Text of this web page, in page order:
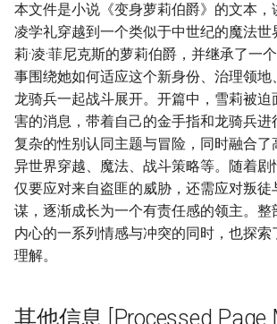
本文件是小说《变身萝莉伯爵》的文本，
凌学礼穿越到一个类似于中世纪的魔法世
莉·凌·菲尼克斯的萝莉伯爵，并继承了一
事围绕她如何适应这个新身份、治理领地
龙骑兵一起战斗展开。开篇中，雪莉被迫
害的消息，带着自己的金手指和龙骑兵进
复杂的性别认同主题与冒险，同时融合了
异世界穿越、魔法、战斗策略等。随着剧
仅要应对来自盗匪的威胁，还需应对叛徒
谋，逐渐成长为一个有责任感的领主。整
内心的一系列情感与冲突的同时，也探索
理解。
其他信息 [Processed Page